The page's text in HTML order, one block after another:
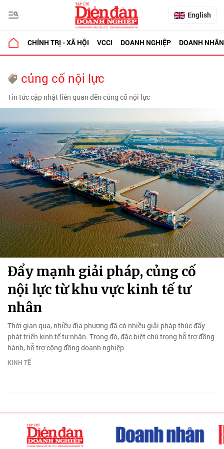
English
CHÍNH TRỊ - XÃ HỘI VCCI DOANH NGHIỆP DOANH NHÂN
củng cố nội lực
Tin tức cập nhật liên quan đến củng cố nội lực
Đẩy mạnh giải pháp, củng cố
nội lực từ khu vực kinh tế tư
nhân
Thời gian qua, nhiều địa phương đã có nhiều giải pháp thúc đẩy
phát triển kinh tế tư nhân. Trong đó, đặc biệt chú trọng hỗ trợ đồng
hành, hỗ trợ cộng đồng doanh nghiệp
KINH TẾ